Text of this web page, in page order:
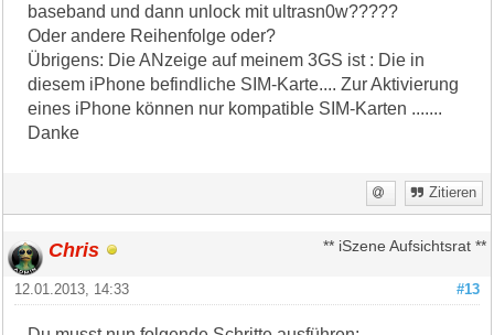
baseband und dann unlock mit ultrasn0w?????
Oder andere Reihenfolge oder?
Übrigens: Die ANzeige auf meinem 3GS ist : Die in
diesem iPhone befindliche SIM-Karte.... Zur Aktivierung
eines iPhone können nur kompatible SIM-Karten .......
Danke
Zitieren
Chris ** iSzene Aufsichtsrat **
#13
12.01.2013, 14:33